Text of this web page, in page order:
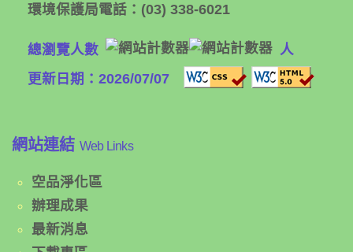
環境保護局電話： (03) 338-6021
總瀏覽人數
人
更新日期：2026/07/07
網站連結 Web Links
空品淨化區
辦理成果
最新消息